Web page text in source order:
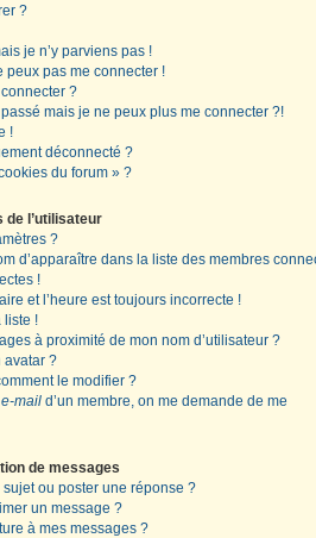
?
je n’y parviens pas !
peux pas me connecter !
?
mais je ne peux plus me connecter ?!
!
déconnecté ?
du forum » ?
l’utilisateur
?
d’apparaître dans la liste des membres
!
et l’heure est toujours incorrecte !
liste !
à proximité de mon nom d’utilisateur ?
avatar ?
le modifier ?
e-mail d’un membre, on me demande de me
de messages
ou poster une réponse ?
un message ?
à mes messages ?